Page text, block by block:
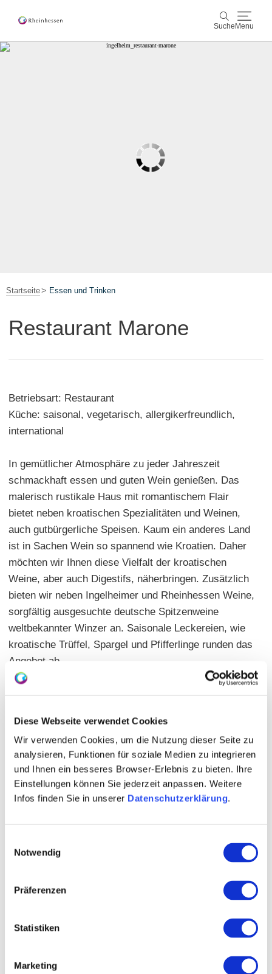
Diese Webseite verwendet Cookies
Wir verwenden Cookies, um die Nutzung dieser Seite zu
analysieren, Funktionen für soziale Medien zu integrieren
und Ihnen ein besseres Browser-Erlebnis zu bieten. Ihre
Einstellungen können Sie jederzeit anpassen. Weitere
Infos finden Sie in unserer Datenschutzerklärung.
Notwendig
Präferenzen
Statistiken
Marketing
Suche Menu
Veranstaltungen
Startseite Essen und Trinken
Restaurant Marone
Betriebsart: Restaurant
Küche: saisonal, vegetarisch, allergikerfreundlich,
international
In gemütlicher Atmosphäre zu jeder Jahreszeit
schmackhaft essen und guten Wein genießen. Das
malerisch rustikale Haus mit romantischem Flair
bietet neben kroatischen Spezialitäten und Weinen,
auch gutbürgerliche Speisen. Kaum ein anderes Land
ist in Sachen Wein so spannend wie Kroatien. Daher
möchten wir Ihnen diese Vielfalt der kroatischen
Weine, aber auch Digestifs, näherbringen. Zusätzlich
bieten wir neben Ingelheimer und Rheinhessen Weine,
sorgfältig ausgesuchte deutsche Spitzenweine
weltbekannter Winzer an. Saisonale Leckereien, wie
kroatische Trüffel, Spargel und Pfifferlinge runden das
Angebot ab.
Hauptgerichte: 17,00 - 50,00 €
Gesellschaft möglich | sep. Raum 30